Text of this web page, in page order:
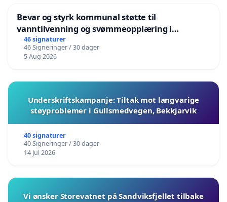
Bevar og styrk kommunal støtte til
vanntilvenning og svømmeopplæring i
barnehagene i Haugesund
46 signaturer
46 Signeringer / 30 dager
5 Aug 2026
Underskriftskampanje: Tiltak mot langvarige
støyproblemer i Gullsmedvegen, Bekkjarvik
40 signaturer
40 Signeringer / 30 dager
14 Jul 2026
Vi ønsker Storevatnet på Sandviksfjellet tilbake